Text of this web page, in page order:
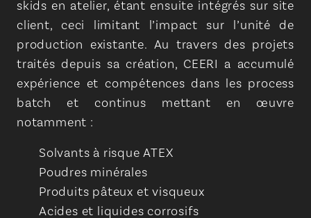
skids en atelier, étant ensuite intégrés sur site
client, ceci limitant l’impact sur l’unité de
production existante. Au travers des projets
traités depuis sa création, CEERI a accumulé
expérience et compétences dans les process
batch et continus mettant en œuvre
notamment :
Solvants à risque ATEX
Poudres minérales
Produits pâteux et visqueux
Acides et liquides corrosifs